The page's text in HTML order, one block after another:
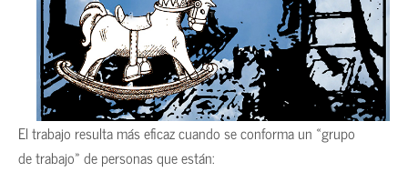
El trabajo resulta más eficaz cuando se conforma un «grupo
de trabajo» de personas que están: